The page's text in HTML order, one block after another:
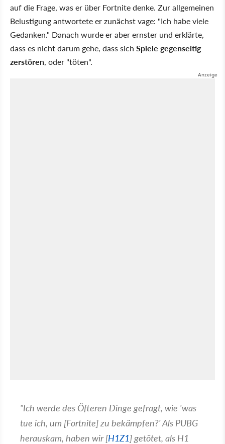
auf die Frage, was er über Fortnite denke. Zur allgemeinen
Belustigung antwortete er zunächst vage: "Ich habe viele
Gedanken." Danach wurde er aber ernster und erklärte,
dass es nicht darum gehe, dass sich Spiele gegenseitig
zerstören, oder "töten".
"Ich werde des Öfteren Dinge gefragt, wie 'was
tue ich, um [Fortnite] zu bekämpfen?' Als PUBG
herauskam, haben wir [H1Z1] getötet, als H1